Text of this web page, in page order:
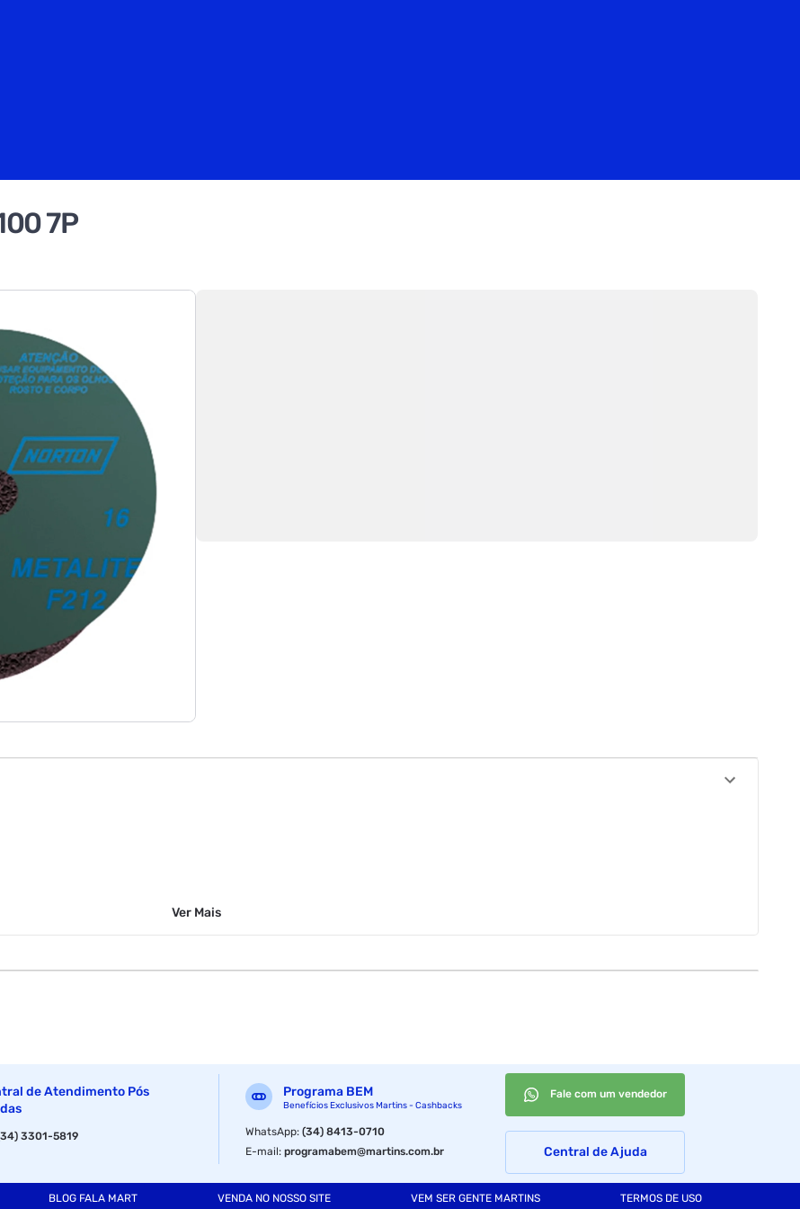
7P
Ver Mais
de Atendimento Pós
3301-5819
Programa BEM
Benefícios Exclusivos Martins - Cashbacks
WhatsApp:(34) 8413-0710
E-mail:programabem@martins.com.br
Fale com um vendedor
Central de Ajuda
BLOG FALA MART VENDA NO NOSSO SITE VEM SER GENTE MARTINS TERMOS DE USO